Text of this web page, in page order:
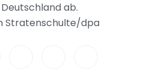
ab.
Stratenschulte/dpa